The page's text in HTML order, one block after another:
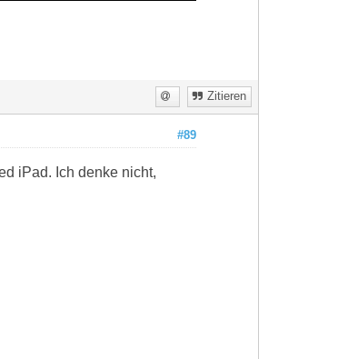
Zitieren
#89
iPad. Ich denke nicht,